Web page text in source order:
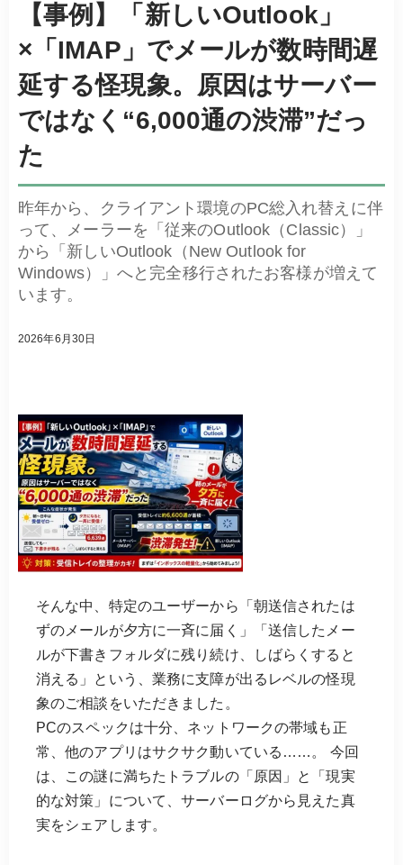
【事例】「新しいOutlook」
×「IMAP」でメールが数時間遅
延する怪現象。原因はサーバー
ではなく“6,000通の渋滞”だっ
た
昨年から、クライアント環境のPC総入れ替えに伴
って、メーラーを「従来のOutlook（Classic）」
から「新しいOutlook（New Outlook for
Windows）」へと完全移行されたお客様が増えて
います。
2026年6月30日
そんな中、特定のユーザーから「朝送信されたは
ずのメールが夕方に一斉に届く」「送信したメー
ルが下書きフォルダに残り続け、しばらくすると
消える」という、業務に支障が出るレベルの怪現
象のご相談をいただきました。
PCのスペックは十分、ネットワークの帯域も正
常、他のアプリはサクサク動いている……。 今回
は、この謎に満ちたトラブルの「原因」と「現実
的な対策」について、サーバーログから見えた真
実をシェアします。